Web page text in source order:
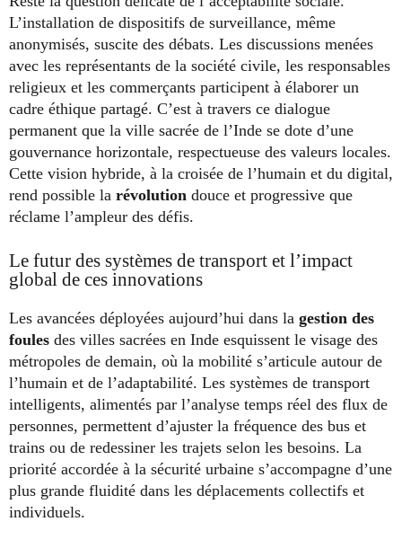
L’installation de dispositifs de surveillance, même
anonymisés, suscite des débats. Les discussions menées
avec les représentants de la société civile, les responsables
religieux et les commerçants participent à élaborer un
cadre éthique partagé. C’est à travers ce dialogue
permanent que la ville sacrée de l’Inde se dote d’une
gouvernance horizontale, respectueuse des valeurs locales.
Cette vision hybride, à la croisée de l’humain et du digital,
rend possible la révolution douce et progressive que
réclame l’ampleur des défis.
Le futur des systèmes de transport et l’impact
global de ces innovations
Les avancées déployées aujourd’hui dans la gestion des
foules des villes sacrées en Inde esquissent le visage des
métropoles de demain, où la mobilité s’articule autour de
l’humain et de l’adaptabilité. Les systèmes de transport
intelligents, alimentés par l’analyse temps réel des flux de
personnes, permettent d’ajuster la fréquence des bus et
trains ou de redessiner les trajets selon les besoins. La
priorité accordée à la sécurité urbaine s’accompagne d’une
plus grande fluidité dans les déplacements collectifs et
individuels.